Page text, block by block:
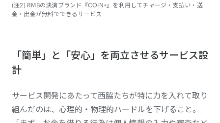
(注2) RMBの決済ブランド『COIN+』を利用してチャージ・支払い・送
金・出金が無料でできるサービス
「簡単」と「安心」を両立させるサービス設
計
サービス開発にあたって西脇たちが特に力を入れて取り
組んだのは、心理的・物理的ハードルを下げること。